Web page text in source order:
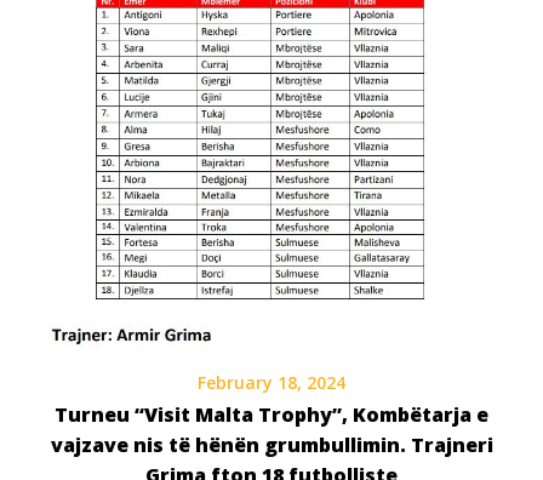
February 18, 2024
Turneu “Visit Malta Trophy”, Kombëtarja e
vajzave nis të hënën grumbullimin. Trajneri